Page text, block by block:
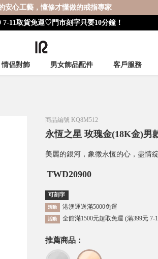
安心工藝，懂修才懂做的戒指專家
11取貨免運♡門市刻字只要10分鐘！
情侶對飾 男女飾品配件 客戶服務
商品編號 KQ8M512
永恆之星 玫瑰金(18K金)男
美麗的銀河，象徵永恆的心，盡情
TWD20900
可刻字
活動 港澳運送滿5000免運
活動 全館滿1500元超取免運 (滿399元 7-
推薦商品：